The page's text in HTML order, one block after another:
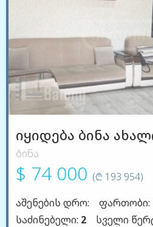
იყიდება ბინა
ბინა
$ 74 000 (₾ 193 954)
აშენების დრო:
ფართობი:
საძინებელი: 2 სველი